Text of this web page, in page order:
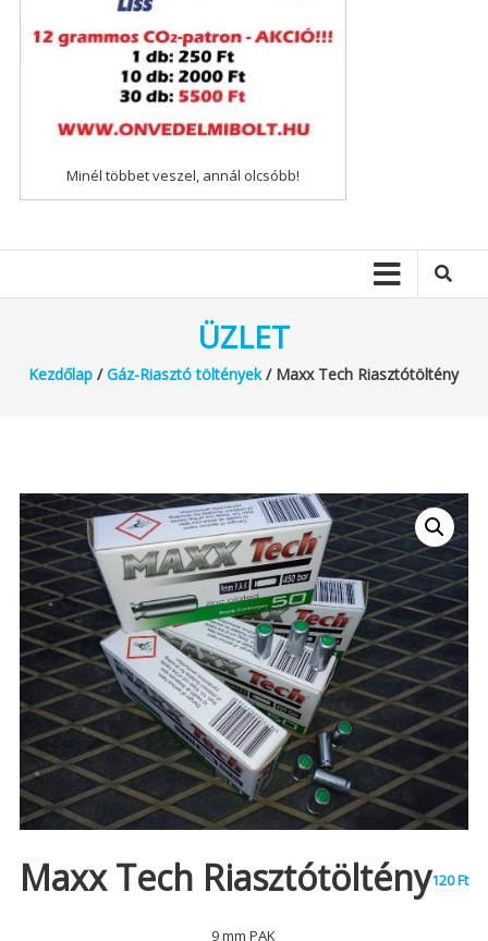
Minél többet veszel, annál olcsóbb!
ÜZLET
Kezdőlap /Gáz-Riasztó töltények/ Maxx Tech Riasztótöltény
Maxx Tech Riasztótöltény120Ft
9 mm PAK